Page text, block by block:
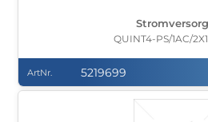
QUINT4-PS/1AC/
ArtNr. 5219699